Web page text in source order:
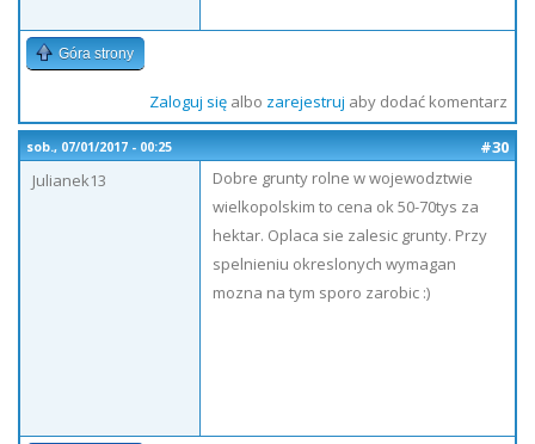
Góra strony
Zaloguj sięalbo zarejestruj aby dodać komentarz
sob., 07/01/2017 - 00:25
#30
Julianek13
Dobre grunty rolne w wojewodztwie
wielkopolskim to cena ok 50-70tys za
hektar. Oplaca sie zalesic grunty. Przy
spelnieniu okreslonych wymagan
mozna na tym sporo zarobic :)